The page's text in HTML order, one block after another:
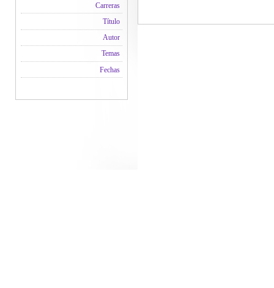
Carreras
Título
Autor
Temas
Fechas